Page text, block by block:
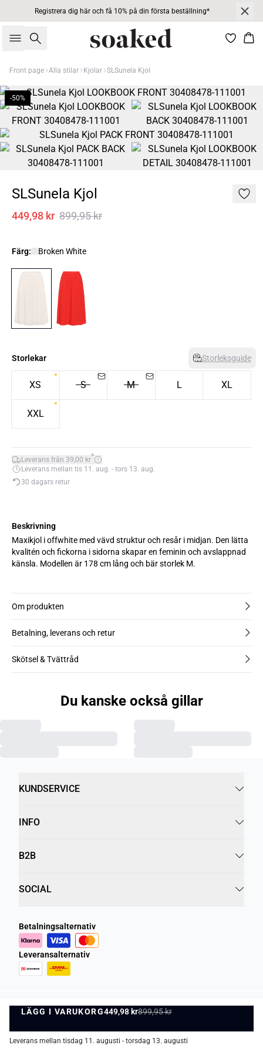
Registrera dig här och få 10% på din första beställning*
Sök
Front page Alla stilar Kjolar SLSunela Kjol
-50%
SLSunela Kjol
449,98 kr 899,95 kr
Färg: Broken White
Storlekar Storleksguide
XS S M L XL
XXL
Leverans från 39,00 kr*
Leverans mellan tis 11. aug. - tors 13. aug.
30 dagars retur
LÄGG I VARUKORG449,98 kr899,95 kr
LÄGG I VARUKORG
Leverans mellan tisdag 11. augusti - torsdag 13. augusti
Beskrivning
Maxikjol i offwhite med vävd struktur och resår i midjan. Den lätta
kvalitén och fickorna i sidorna skapar en feminin och avslappnad
känsla. Modellen är 178 cm lång och bär storlek M.
Om produkten
Betalning, leverans och retur
Skötsel & Tvättråd
Du kanske också gillar
KUNDSERVICE
INFO
B2B
SOCIAL
Betalningsalternativ
Leveransalternativ
Integritetspolicy Villkor
©DK Company Online AB2026